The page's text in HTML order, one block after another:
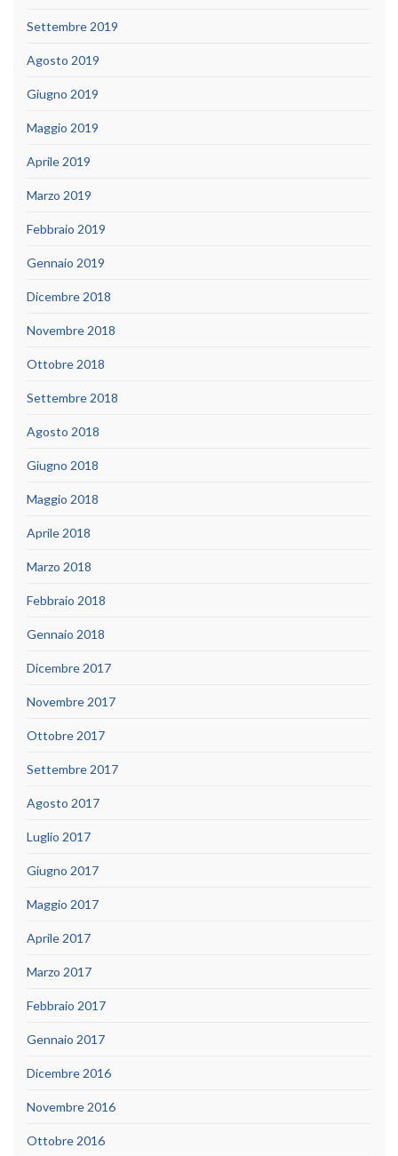
Settembre 2019
Agosto 2019
Giugno 2019
Maggio 2019
Aprile 2019
Marzo 2019
Febbraio 2019
Gennaio 2019
Dicembre 2018
Novembre 2018
Ottobre 2018
Settembre 2018
Agosto 2018
Giugno 2018
Maggio 2018
Aprile 2018
Marzo 2018
Febbraio 2018
Gennaio 2018
Dicembre 2017
Novembre 2017
Ottobre 2017
Settembre 2017
Agosto 2017
Luglio 2017
Giugno 2017
Maggio 2017
Aprile 2017
Marzo 2017
Febbraio 2017
Gennaio 2017
Dicembre 2016
Novembre 2016
Ottobre 2016